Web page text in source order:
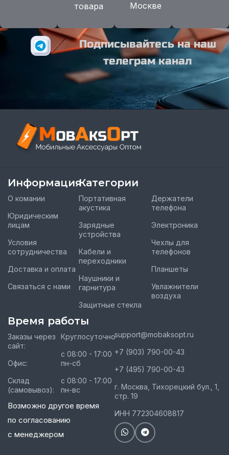
товара
Москве
Подписывайтесь на наш
телеграм канал
Информация
О комании
Юридическим
лицам
Условия
сотрудничества
Доставка и оплата
Связаться с нами
Категории
Портативная
акустика
Зарядные
устройства
Кабели и
переходники
Наушники и
гарнитура
Защитные стекла
Держатели
телефона
Электроника
Чехлы для
телефонов
Планшеты
Увлажнители
воздуха
Время работы
Заказы через
сайт:
Офис:
Склад
(самовывоз):
Круглосуточно
с 08:00 - 17:00
пн-сб
с 08:00 - 17:00
пн-вс
Возможно другое время
по согласованию
с менеджером
support@mobaksopt.ru
+7 (903) 790-00-43
+7 (495) 790-00-43
г. Москва, Тихорецкий бул., 1,
стр. 19
ИНН 772304608817